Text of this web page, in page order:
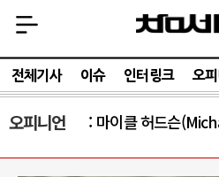
전체기사 이슈 인터링크 오
오피니언 마이클 허드슨